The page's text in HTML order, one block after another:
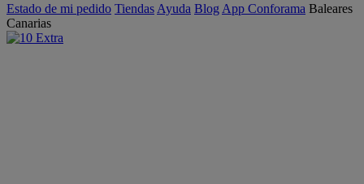
Estado de mi pedido Tiendas Ayuda Blog App Conforama Baleares
Canarias